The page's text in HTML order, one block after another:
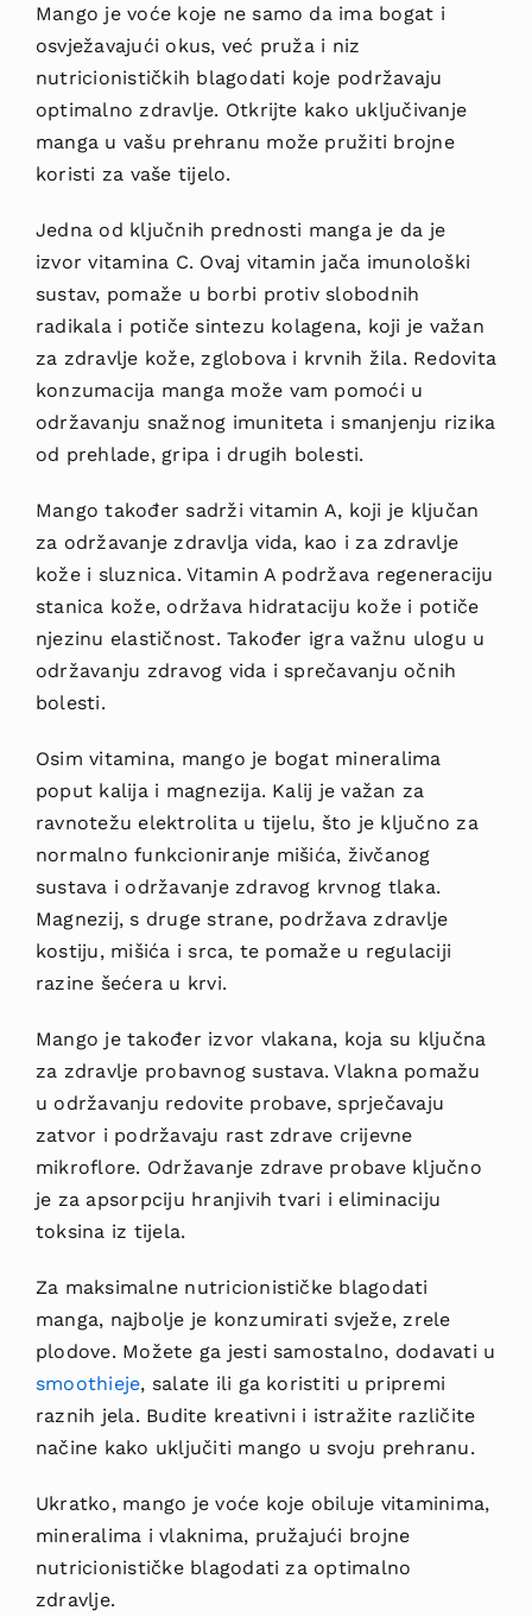
Mango je voće koje ne samo da ima bogat i
osvježavajući okus, već pruža i niz
nutricionističkih blagodati koje podržavaju
optimalno zdravlje. Otkrijte kako uključivanje
manga u vašu prehranu može pružiti brojne
koristi za vaše tijelo.
Jedna od ključnih prednosti manga je da je
izvor vitamina C. Ovaj vitamin jača imunološki
sustav, pomaže u borbi protiv slobodnih
radikala i potiče sintezu kolagena, koji je važan
za zdravlje kože, zglobova i krvnih žila. Redovita
konzumacija manga može vam pomoći u
održavanju snažnog imuniteta i smanjenju rizika
od prehlade, gripa i drugih bolesti.
Mango također sadrži vitamin A, koji je ključan
za održavanje zdravlja vida, kao i za zdravlje
kože i sluznica. Vitamin A podržava regeneraciju
stanica kože, održava hidrataciju kože i potiče
njezinu elastičnost. Također igra važnu ulogu u
održavanju zdravog vida i sprečavanju očnih
bolesti.
Osim vitamina, mango je bogat mineralima
poput kalija i magnezija. Kalij je važan za
ravnotežu elektrolita u tijelu, što je ključno za
normalno funkcioniranje mišića, živčanog
sustava i održavanje zdravog krvnog tlaka.
Magnezij, s druge strane, podržava zdravlje
kostiju, mišića i srca, te pomaže u regulaciji
razine šećera u krvi.
Mango je također izvor vlakana, koja su ključna
za zdravlje probavnog sustava. Vlakna pomažu
u održavanju redovite probave, sprječavaju
zatvor i podržavaju rast zdrave crijevne
mikroflore. Održavanje zdrave probave ključno
je za apsorpciju hranjivih tvari i eliminaciju
toksina iz tijela.
Za maksimalne nutricionističke blagodati
manga, najbolje je konzumirati svježe, zrele
plodove. Možete ga jesti samostalno, dodavati u
smoothieje, salate ili ga koristiti u pripremi
raznih jela. Budite kreativni i istražite različite
načine kako uključiti mango u svoju prehranu.
Ukratko, mango je voće koje obiluje vitaminima,
mineralima i vlaknima, pružajući brojne
nutricionističke blagodati za optimalno
zdravlje.